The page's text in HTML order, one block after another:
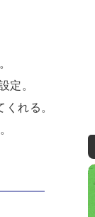
定。
れる。